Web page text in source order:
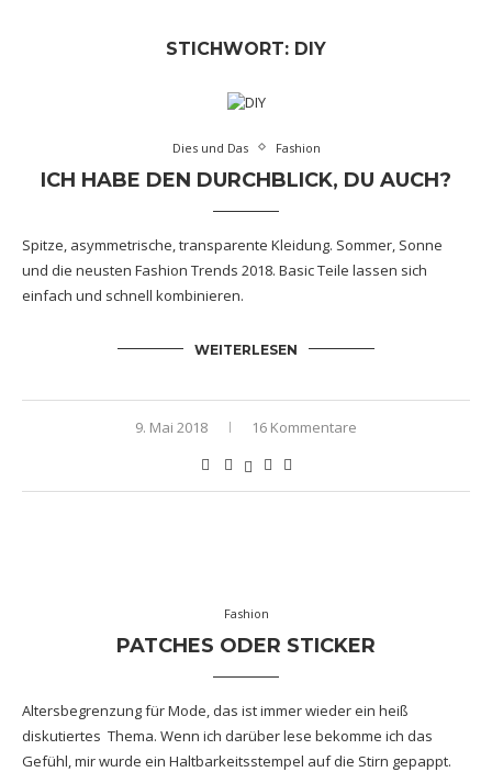
STICHWORT: DIY
Dies und Das Fashion
ICH HABE DEN DURCHBLICK, DU AUCH?
Spitze, asymmetrische, transparente Kleidung. Sommer, Sonne
und die neusten Fashion Trends 2018. Basic Teile lassen sich
einfach und schnell kombinieren.
WEITERLESEN
9. Mai 2018 16 Kommentare
Fashion
PATCHES ODER STICKER
Altersbegrenzung für Mode, das ist immer wieder ein heiß
diskutiertes Thema. Wenn ich darüber lese bekomme ich das
Gefühl, mir wurde ein Haltbarkeitsstempel auf die Stirn gepappt.